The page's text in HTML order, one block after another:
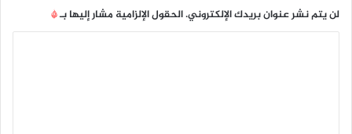
لن يتم نشر عنوان بريدك الإلكتروني.الحقول الإلزامية مشار إليها بـ*